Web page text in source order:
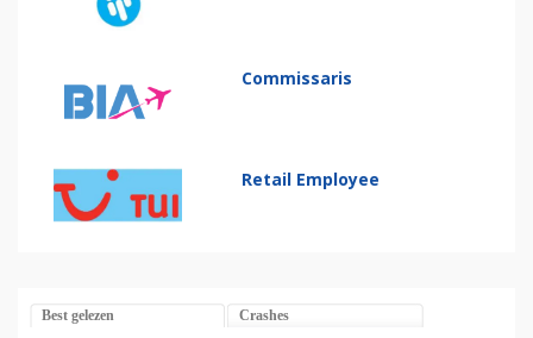
Commissaris
Retail Employee
Best gelezen Crashes